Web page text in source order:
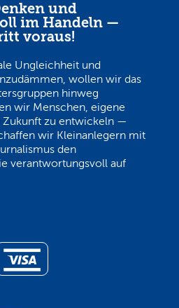
und
im Handeln —
voraus!
Ungleichheit und
wollen wir das
hinweg
wir Menschen, eigene
Zukunft zu entwickeln —
wir Kleinanlegern mit
den
verantwortungsvoll auf